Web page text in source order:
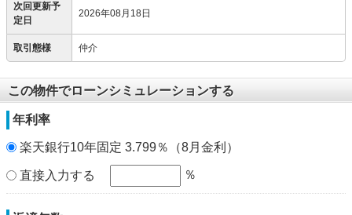
次回更新予
定日
2026年08月18日
取引態様 仲介
この物件でローンシミュレーションする
年利率
楽天銀行10年固定 3.799％（8月金利）
直接入力する ％